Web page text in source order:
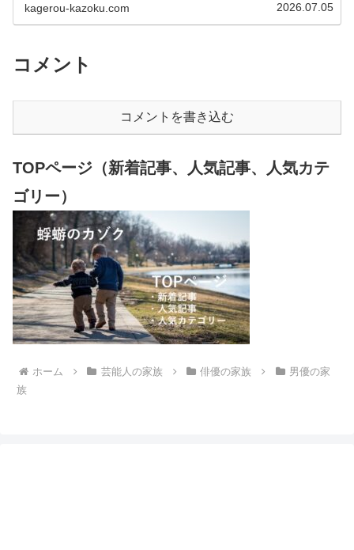
kagerou-kazoku.com 2026.07.05
コメント
コメントを書き込む
TOPページ（新着記事、人気記事、人気カテ
ゴリー）
ホーム 芸能人の家族 俳優の家族
男優の家
族